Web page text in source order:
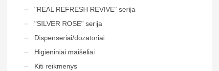
"REAL REFRESH REVIVE" serija
"SILVER ROSE" serija
Dispenseriai/dozatoriai
Higieniniai maišeliai
Kiti reikmenys